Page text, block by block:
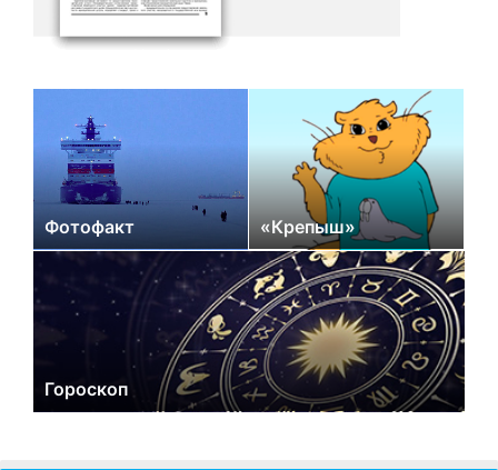
Фотофакт «Крепыш»
Гороскоп